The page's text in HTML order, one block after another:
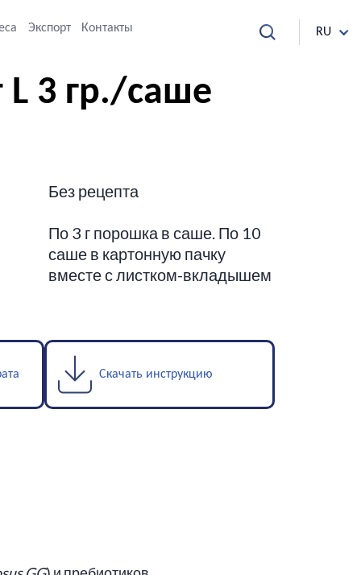
Экспорт Контакты RU
3 гр./саше
Без рецепта
По 3 г порошка в саше. По 10
саше в картонную пачку
вместе с листком-вкладышем
Скачать инструкцию